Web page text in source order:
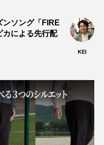
ンソング「FIRE
カによる先行配
KEI